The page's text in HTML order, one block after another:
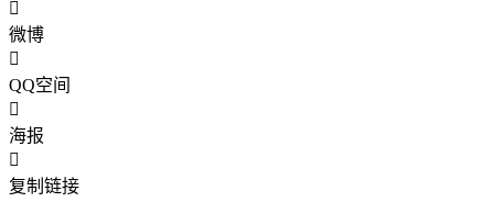
微博
QQ空间
海报
复制链接